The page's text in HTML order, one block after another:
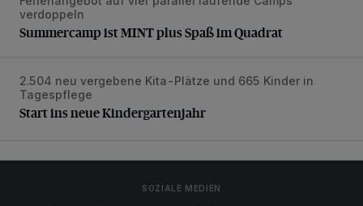
verdoppeln
Summercamp ist MINT plus Spaß im Quadrat
Start ins neue Kindergartenjahr
2.504 neu vergebene Kita-Plätze und 665 Kinder in
Tagespflege
Start ins neue Kindergartenjahr
SOZIALE MEDIEN